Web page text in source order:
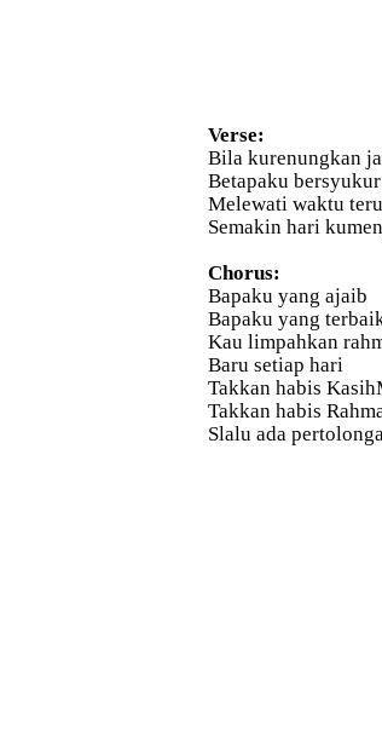
Verse:
Bila kurenungkan
Betapaku
Melewati waktu
Semakin hari
Chorus:
Bapaku yang ajaib
Bapaku yang
Kau limpahkan
Baru setiap hari
Takkan habis
Takkan habis
Slalu ada